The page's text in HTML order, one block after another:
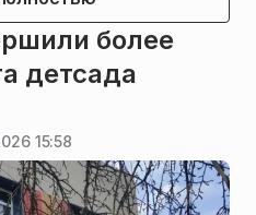
более
детсада
15:58